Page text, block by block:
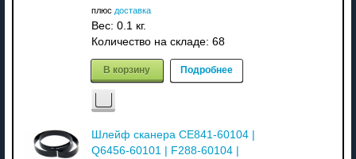
плюс доставка
Вес: 0.1 кг.
Количество на складе: 68
В корзину Подробнее
Шлейф сканера CE841-60104 |
Q6456-60101 | F288-60104 |